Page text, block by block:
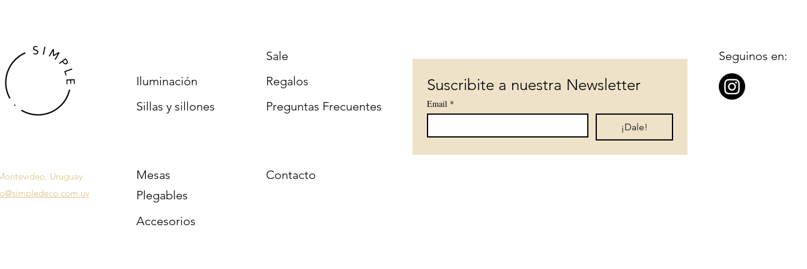
Iluminación
Sillas y sillones
Sale
Regalos
Preguntas Frecuentes
Suscribite a nuestra Newsletter
Email *
¡Dale!
Seguinos en:
Uruguay
Mesas
Plegables
Contacto
Accesorios